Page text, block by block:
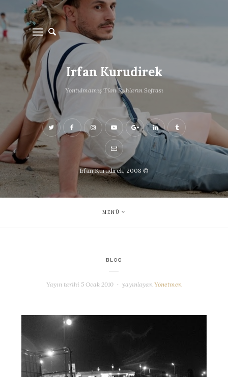
Irfan Kurudirek
Yontulmamış Tüm Ruhların Sofrası
Irfan Kurudirek, 2008 ©
MENÜ
BLOG
Yayın tarihi5 Ocak 2010 yayınlayan Yönetmen